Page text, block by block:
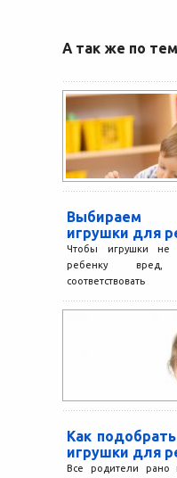
А так же по
Выбираем
игрушки для
Чтобы игрушки не
ребенку
параметрам,
учитывать при
Как
игрушки для
Все родители рано